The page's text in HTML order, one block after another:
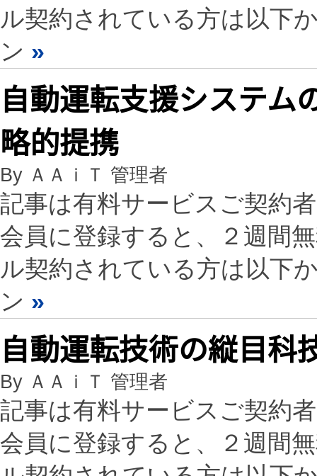
ル契約されている方は以下
ン »
自動運転支援システム
略的提携
By ＡＡｉＴ 管理者
記事は有料サービスご契約
会員に登録すると、２週間
ル契約されている方は以下
ン »
自動運転技術の縦目科
By ＡＡｉＴ 管理者
記事は有料サービスご契約
会員に登録すると、２週間